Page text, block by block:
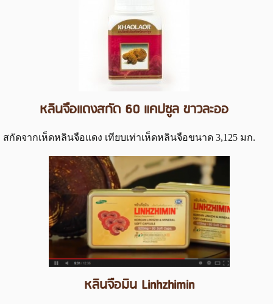
หลินจือแดงสกัด 60 แคปซูล ขาวละออ
สกัดจากเห็ดหลินจือแดง เทียบเท่าเห็ดหลินจือขนาด 3,125 มก.
หลินจือมิน Linhzhimin